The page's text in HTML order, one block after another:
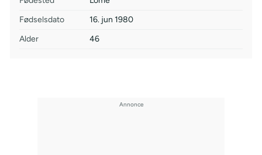
Fødselsdato
16. jun 1980
Alder
46